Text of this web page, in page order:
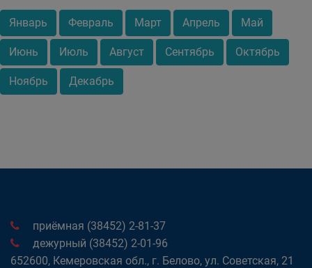
Январь Февраль Март Апрель Май
Июнь Июль Август Сентябрь Октябрь
Ноябрь Декабрь
приёмная (38452) 2-81-37
дежурный (38452) 2-01-96
652600, Кемеровская обл., г. Белово, ул. Советская, 21